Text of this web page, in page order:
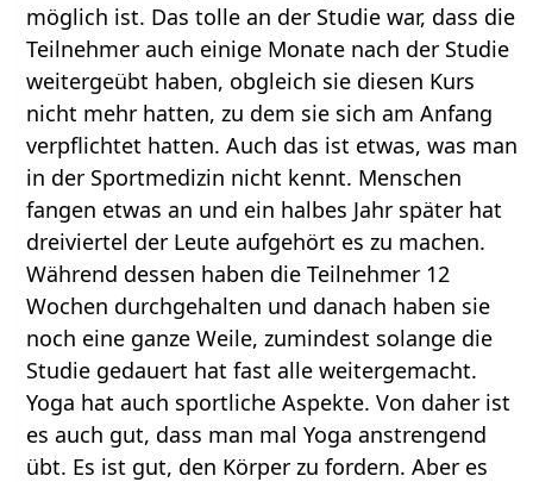
möglich ist. Das tolle an der Studie war, dass die
Teilnehmer auch einige Monate nach der Studie
weitergeübt haben, obgleich sie diesen Kurs
nicht mehr hatten, zu dem sie sich am Anfang
verpflichtet hatten. Auch das ist etwas, was man
in der Sportmedizin nicht kennt. Menschen
fangen etwas an und ein halbes Jahr später hat
dreiviertel der Leute aufgehört es zu machen.
Während dessen haben die Teilnehmer 12
Wochen durchgehalten und danach haben sie
noch eine ganze Weile, zumindest solange die
Studie gedauert hat fast alle weitergemacht.
Yoga hat auch sportliche Aspekte. Von daher ist
es auch gut, dass man mal Yoga anstrengend
übt. Es ist gut, den Körper zu fordern. Aber es